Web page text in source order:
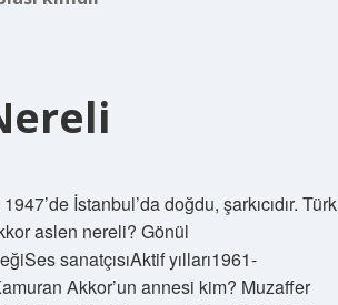
İstanbul’da doğdu, şarkıcıdır. Türk
aslen nereli? Gönül
sanatçısıAktif yılları1961-
Akkor’un annesi kim? Muzaffer